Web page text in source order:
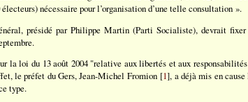
nécessaire pour l’organisation d’une telle consultation ».
présidé par Philippe Martin (Parti Socialiste), devrait fixer
la loi du 13 août 2004 "relative aux libertés et aux
le préfet du Gers, Jean-Michel Fromion [1], a déjà mis en
type.